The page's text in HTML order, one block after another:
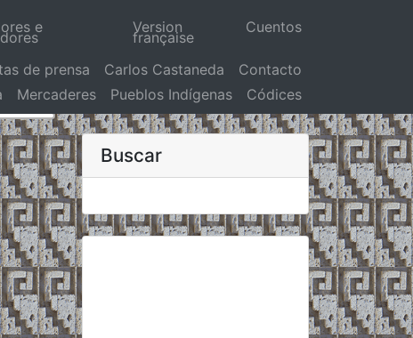
e Version
française
Cuentos
de prensa Carlos Castaneda
Contacto
Mercaderes Pueblos Indígenas Códices
Buscar